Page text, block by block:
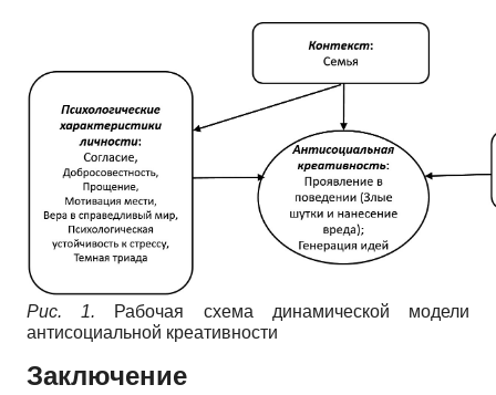
Рис. 1. Рабочая схема динамической модели
антисоциальной креативности
Заключение